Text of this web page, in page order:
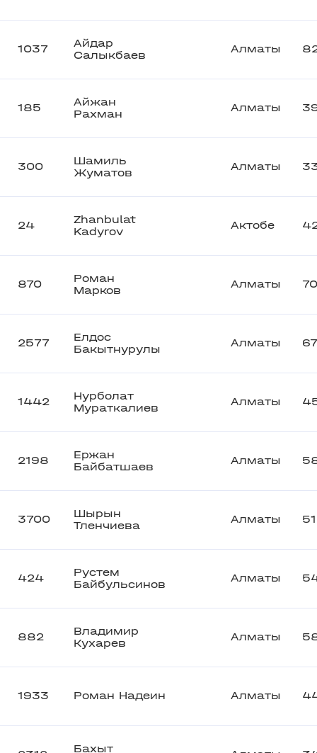
1037
Айдар
Салыкбаев
Алматы
185
Айжан
Рахман
Алматы
300
Шамиль
Жуматов
Алматы
24
Zhanbulat
Kadyrov
Актобе
870
Роман
Марков
Алматы
2577
Елдос
Бакытнурулы
Алматы
1442
Нурболат
Мураткалиев
Алматы
2198
Ержан
Байбатшаев
Алматы
3700
Шырын
Тленчиева
Алматы
424
Рустем
Байбульсинов
Алматы
882
Владимир
Кухарев
Алматы
1933 Роман Надеин Алматы
Бахыт